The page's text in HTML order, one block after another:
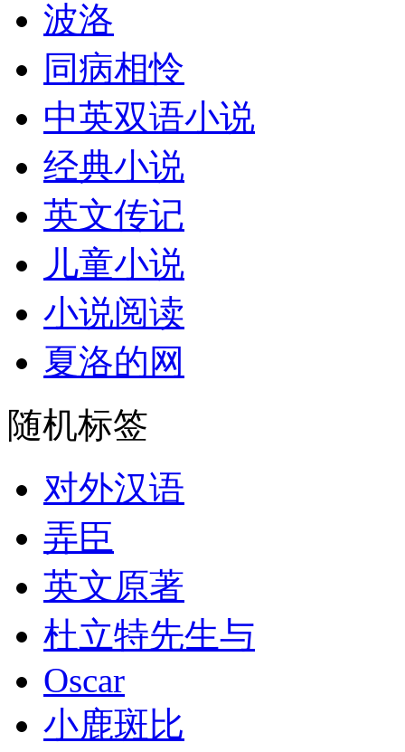
波洛
同病相怜
中英双语小说
经典小说
英文传记
儿童小说
小说阅读
夏洛的网
随机标签
对外汉语
弄臣
英文原著
杜立特先生与
Oscar
小鹿斑比